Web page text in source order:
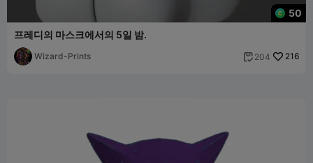
50
프레디의 마스크에서의 5일 밤.
Wizard-Prints  204 216